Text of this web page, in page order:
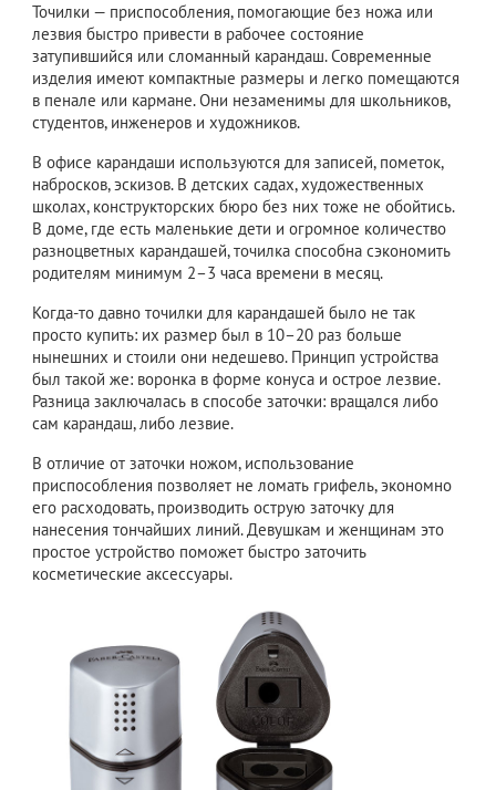
Точилки — приспособления, помогающие без ножа или
лезвия быстро привести в рабочее состояние
затупившийся или сломанный карандаш. Современные
изделия имеют компактные размеры и легко помещаются
в пенале или кармане. Они незаменимы для школьников,
студентов, инженеров и художников.
В офисе карандаши используются для записей, пометок,
набросков, эскизов. В детских садах, художественных
школах, конструкторских бюро без них тоже не обойтись.
В доме, где есть маленькие дети и огромное количество
разноцветных карандашей, точилка способна сэкономить
родителям минимум 2–3 часа времени в месяц.
Когда-то давно точилки для карандашей было не так
просто купить: их размер был в 10–20 раз больше
нынешних и стоили они недешево. Принцип устройства
был такой же: воронка в форме конуса и острое лезвие.
Разница заключалась в способе заточки: вращался либо
сам карандаш, либо лезвие.
В отличие от заточки ножом, использование
приспособления позволяет не ломать грифель, экономно
его расходовать, производить острую заточку для
нанесения тончайших линий. Девушкам и женщинам это
простое устройство поможет быстро заточить
косметические аксессуары.